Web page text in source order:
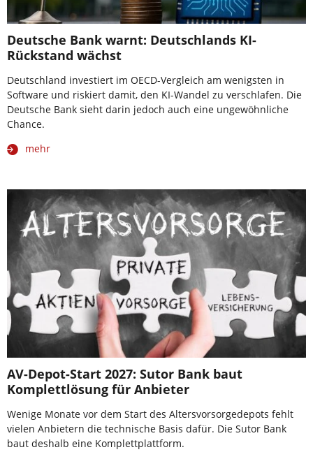
Deutsche Bank warnt: Deutschlands KI-
Rückstand wächst
Deutschland investiert im OECD-Vergleich am wenigsten in
Software und riskiert damit, den KI-Wandel zu verschlafen. Die
Deutsche Bank sieht darin jedoch auch eine ungewöhnliche
Chance.
mehr
AV-Depot-Start 2027: Sutor Bank baut
Komplettlösung für Anbieter
Wenige Monate vor dem Start des Altersvorsorgedepots fehlt
vielen Anbietern die technische Basis dafür. Die Sutor Bank
baut deshalb eine Komplettplattform.